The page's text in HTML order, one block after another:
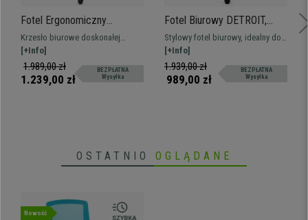
Fotel Ergonomiczny
MAGNUM ELITE, Zagłówek,
8h pracy, Aluminiowa
Podstawa, Podparcie
lędźwiowe, Czarny
Krzesło biurowe doskonałej
jakości, idealne do intensywnego
użytkowania. Łączy eleganckie
wzornictwo i dopracowane detale
[+Info]
1.989,00 zł
1.239,00 zł
BEZPŁATNA
Wysyłka
Fotel Biurowy DETROIT,
Elegancki Design, Metalowy
Stelaż i Podłokietniki,
Bardzo Wygodny, Skóra,
Czarny
Stylowy fotel biurowy, idealny do
gabinetu, biura i domu. Bardzo
wygodny z metalową podstawą i
podłokietnikami. Dostawa gratis!
[+Info]
1.939,00 zł
989,00 zł
BEZPŁATNA
Wysyłka
OSTATNIO OGLĄDANE
Nowość